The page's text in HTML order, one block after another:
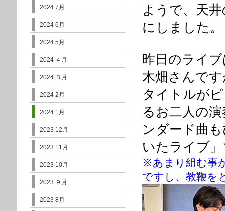
ようで、天
にしました。
昨日のライ
木畑さんで
タイトルが
るお二人の
ンダード曲
いたライブ
※あまり組む事
ですし、教鞭を
2024 7月
2024 6月
2024 5月
2024 ４月
2024 ３月
2024 2月
2024 1月
2023 12月
2023 11月
2023 10月
2023 ９月
2023 8月